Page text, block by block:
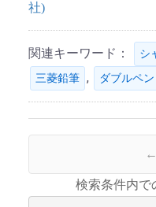
社)
関連キーワード： シ
三菱鉛筆 , ダブルペン
検索条件内で